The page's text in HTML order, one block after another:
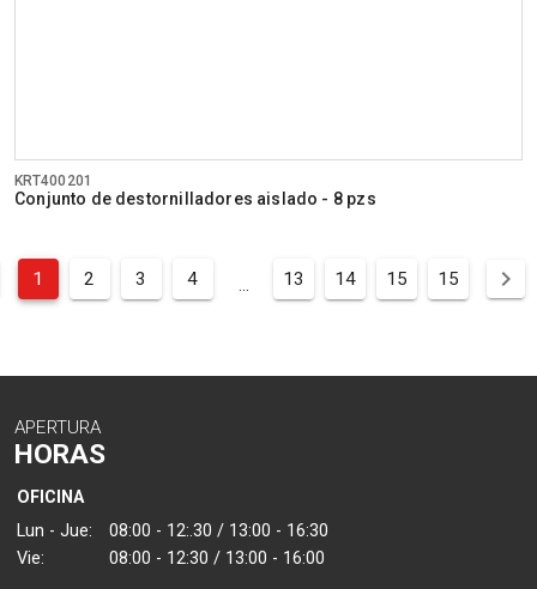
KRT400201
Conjunto de destornilladores aislado - 8 pzs
1 2 3 4 ... 13 14 15 15
APERTURA
HORAS
OFICINA
Lun - Jue:
08:00 - 12:.30 / 13:00 - 16:30
Vie:
08:00 - 12:30 / 13:00 - 16:00